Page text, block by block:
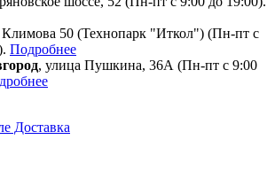
Климова 50 (​Технопарк "Иткол") (Пн-пт с
Подробнее
, улица Пушкина, 36А (Пн-пт с 9:00
Доставка